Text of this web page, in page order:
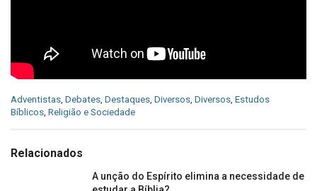
C
a
g
Adventistas, Debates, Destaques, Diversos, Diversos, Estudos
Bíblicos, Religião e Sociedade
Relacionados
A unção do Espírito elimina a necessidade de